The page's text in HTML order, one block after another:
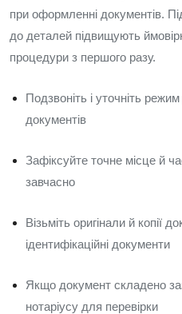
при оформленні документів.
до деталей підвищують
процедури з першого разу.
Подзвоніть і уточніть
документів
Зафіксуйте точне місце й
завчасно
Візьміть оригінали й копії
ідентифікаційні документи
Якщо документ складено
нотаріусу для перевірки